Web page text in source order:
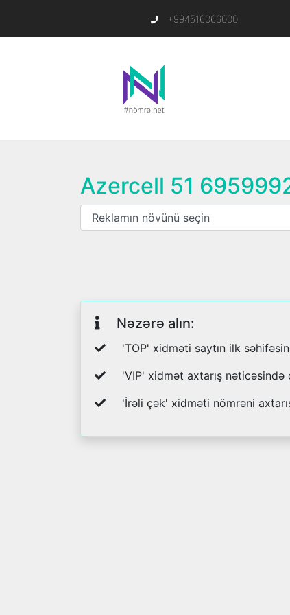
+994516066000
Azercell 51
Nəzərə alın:
'TOP' xidməti saytın ilk
'VIP' xidmət axtarış nəticəsində
'İrəli çək' xidməti nömrəni